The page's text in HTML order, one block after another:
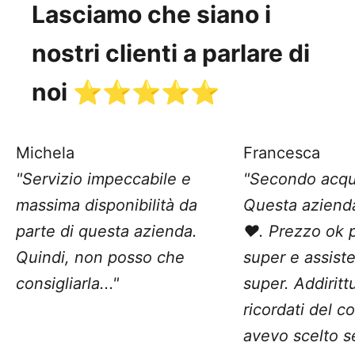
Lasciamo che siano i
nostri clienti a parlare di
noi ⭐️⭐️⭐️⭐️⭐️
Michela
"Servizio impeccabile e
massima disponibilità da
parte di questa azienda.
Quindi, non posso che
consigliarla..."
Francesca
"Secondo
Questa
❤️. Prezzo ok
super e
super.
ricordati del
avevo scelto